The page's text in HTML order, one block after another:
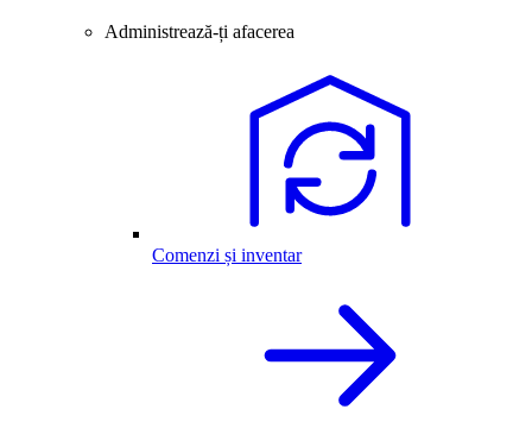
Administrează-ți afacerea
Comenzi și inventar